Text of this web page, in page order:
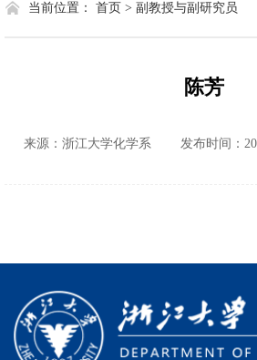
当前位置： 首页 > 副教授与副研究员
陈芳
来源：浙江大学化学系 发布时间：